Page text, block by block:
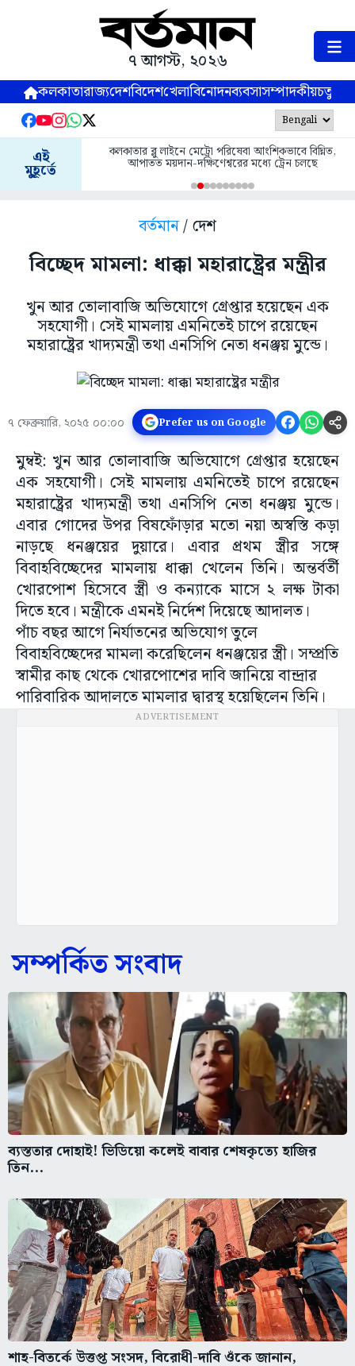
৭ আগস্ট, ২০২৬
কলকাতারাজ্যদেশবিদেশখেলাবিনোদনব্যবসাসম্পাদকীয়
এই
মুহূর্তে
কলকাতার ব্লু লাইনে মেট্রো পরিষেবা আংশিকভাবে বিঘ্নিত,
আপাতত ময়দান-দক্ষিণেশ্বরের মধ্যে ট্রেন চলছে
বর্তমান/ দেশ
বিচ্ছেদ মামলা: ধাক্কা মহারাষ্ট্রের মন্ত্রীর
খুন আর তোলাবাজি অভিযোগে গ্রেপ্তার হয়েছেন এক
সহযোগী। সেই মামলায় এমনিতেই চাপে রয়েছেন
মহারাষ্ট্রের খাদ্যমন্ত্রী তথা এনসিপি নেতা ধনঞ্জয় মুন্ডে।
৭ ফেব্রুয়ারি, ২০২৫ ০০:০০ Prefer us on Google
মুম্বই: খুন আর তোলাবাজি অভিযোগে গ্রেপ্তার হয়েছেন
এক সহযোগী। সেই মামলায় এমনিতেই চাপে রয়েছেন
মহারাষ্ট্রের খাদ্যমন্ত্রী তথা এনসিপি নেতা ধনঞ্জয় মুন্ডে।
এবার গোদের উপর বিষফোঁড়ার মতো নয়া অস্বস্তি কড়া
নাড়ছে ধনঞ্জয়ের দুয়ারে। এবার প্রথম স্ত্রীর সঙ্গে
বিবাহবিচ্ছেদের মামলায় ধাক্কা খেলেন তিনি। অন্তর্বর্তী
খোরপোশ হিসেবে স্ত্রী ও কন্যাকে মাসে ২ লক্ষ টাকা
দিতে হবে। মন্ত্রীকে এমনই নির্দেশ দিয়েছে আদালত।
পাঁচ বছর আগে নির্যাতনের অভিযোগ তুলে
বিবাহবিচ্ছেদের মামলা করেছিলেন ধনঞ্জয়ের স্ত্রী। সম্প্রতি
স্বামীর কাছ থেকে খোরপোশের দাবি জানিয়ে বান্দ্রার
পারিবারিক আদালতে মামলার দ্বারস্থ হয়েছিলেন তিনি।
ADVERTISEMENT
সম্পর্কিত সংবাদ
ব্যস্ততার দোহাই! ভিডিয়ো কলেই বাবার শেষকৃত্যে হাজির
তিন...
শাহ-বিতর্কে উত্তপ্ত সংসদ, বিরোধী-দাবি ওঁকে জানান,